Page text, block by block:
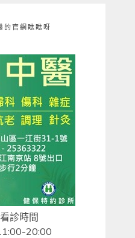
的官網瞧瞧呀
診時間
20:00